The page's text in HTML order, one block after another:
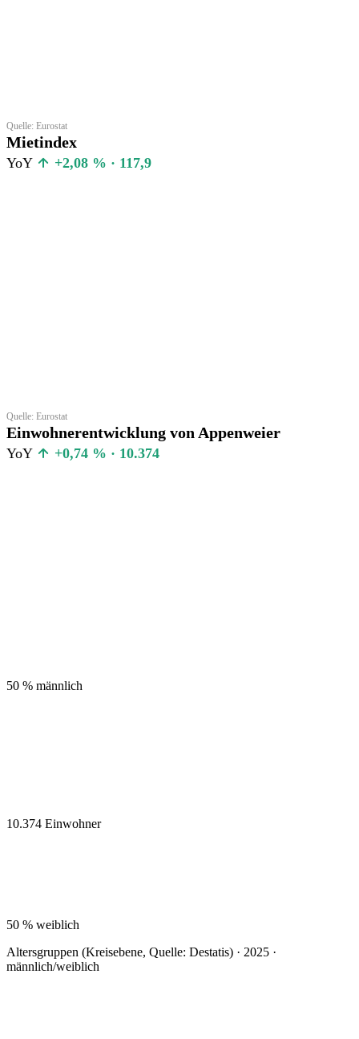
Quelle: Eurostat
Mietindex
YoY +2,08 % · 117,9
Quelle: Eurostat
Einwohnerentwicklung von Appenweier
YoY +0,74 % · 10.374
50 % männlich
10.374 Einwohner
50 % weiblich
Altersgruppen (Kreisebene, Quelle: Destatis) · 2025 ·
männlich/weiblich